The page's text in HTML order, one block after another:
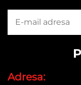
Adresa: